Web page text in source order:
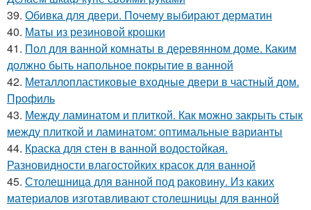
39. Обивка для двери. Почему выбирают дерматин
40. Маты из резиновой крошки
41. Пол для ванной комнаты в деревянном доме. Каким
должно быть напольное покрытие в ванной
42. Металлопластиковые входные двери в частный дом.
Профиль
43. Между ламинатом и плиткой. Как можно закрыть стык
между плиткой и ламинатом: оптимальные варианты
44. Краска для стен в ванной водостойкая.
Разновидности влагостойких красок для ванной
45. Столешница для ванной под раковину. Из каких
материалов изготавливают столешницы для ванной